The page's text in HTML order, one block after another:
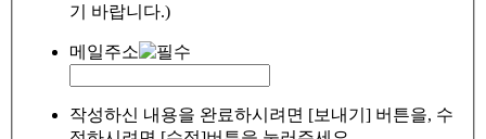
기 바랍니다.)
메일주소
작성하신 내용을 완료하시려면 [보내기] 버튼을, 수